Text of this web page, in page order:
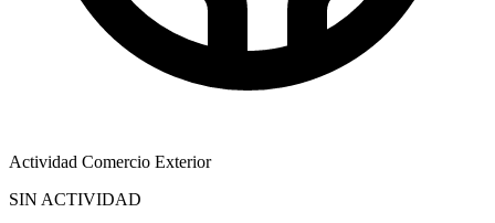
Actividad Comercio Exterior
SIN ACTIVIDAD